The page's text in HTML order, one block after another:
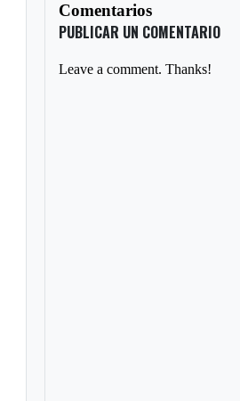
Comentarios
PUBLICAR UN COMENTARIO
Leave a comment. Thanks!